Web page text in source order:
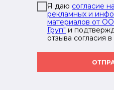
Я даю согласие
рекламных и
материалов от
Груп" и
отзыва согласия